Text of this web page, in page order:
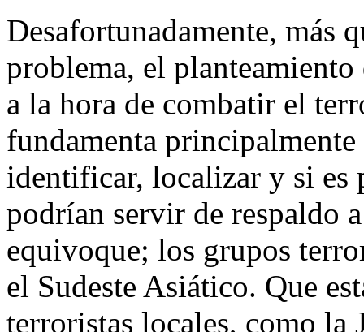
Desafortunadamente, más
problema, el
a la hora de combatir el
fundamenta
identificar, localizar y si es
podrían servir de respaldo
equivoque; los grupos
el Sudeste Asiático. Que
terroristas locales, como la